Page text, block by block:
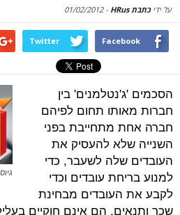
-
01/02/2012
Twitter
בין
תחום לפיהם
מתחייבת בפני
להעסיק את
לשעבר, כדי
עובדים וכדי
מבחינת
הם אינם חוקיים בעליל.